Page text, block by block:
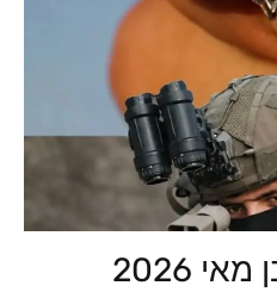
2026